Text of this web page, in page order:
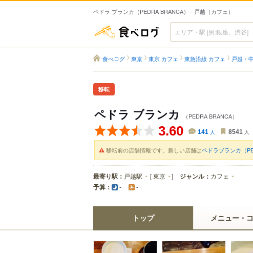
ペドラ ブランカ（PEDRA BRANCA） - 戸越（カフェ）
食べログ
食べログ 東京 東京 カフェ 東急沿線 カフェ 戸越・
移転
ペドラ ブランカ （PEDRA BRANCA）
3.60 141 人 8541 人
移転前の店舗情報です。新しい店舗はペドラブランカ（
最寄り駅： 戸越駅 [東京 ] ジャンル： カフェ
予算： - -
トップ メニュー・